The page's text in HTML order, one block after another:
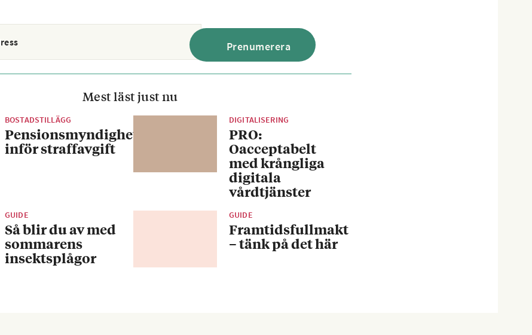
Mest läst just nu
BOSTADSTILLÄGG
Pensionsmyndigheten
inför straffavgift
DIGITALISERING
PRO:
Oacceptabelt
med krångliga
digitala
vårdtjänster
GUIDE
Så blir du av med
sommarens
insektsplågor
GUIDE
Framtidsfullmakt
– tänk på det här